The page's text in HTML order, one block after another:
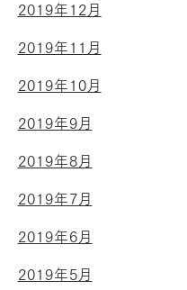
2019年12月
2019年11月
2019年10月
2019年9月
2019年8月
2019年7月
2019年6月
2019年5月